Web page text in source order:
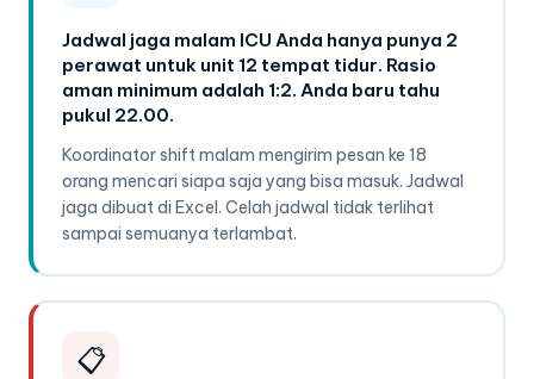
Jadwal jaga malam ICU Anda hanya punya 2
perawat untuk unit 12 tempat tidur. Rasio
aman minimum adalah 1:2. Anda baru tahu
pukul 22.00.
Koordinator shift malam mengirim pesan ke 18
orang mencari siapa saja yang bisa masuk. Jadwal
jaga dibuat di Excel. Celah jadwal tidak terlihat
sampai semuanya terlambat.
📋